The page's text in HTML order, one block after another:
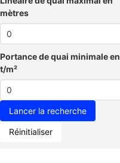
mètres
Portance de quai minimale en
t/m²
Réinitialiser